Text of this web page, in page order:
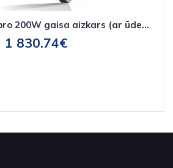
200W gaisa aizkars (ar ūde...
1 830.74€